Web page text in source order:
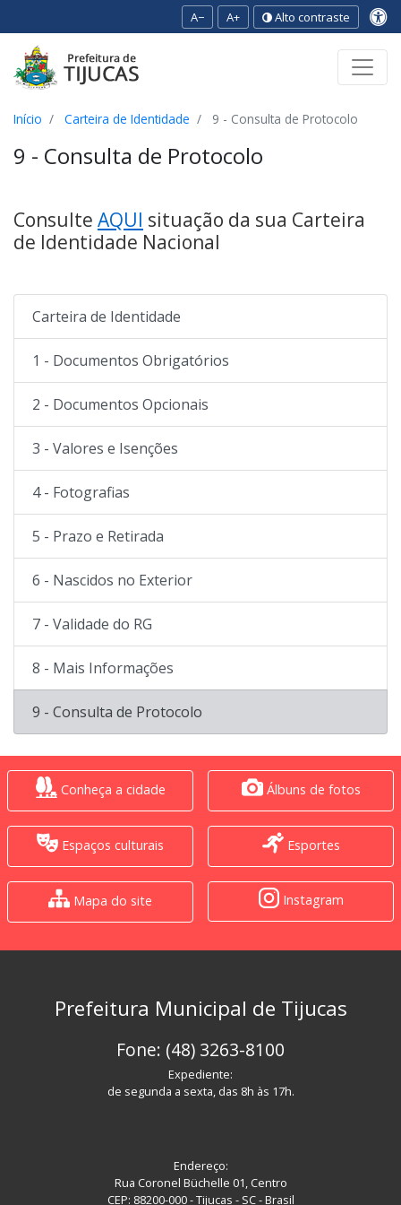
A− A+ Alto contraste
Início Carteira de Identidade 9 - Consulta de Protocolo
9 - Consulta de Protocolo
Consulte AQUI situação da sua Carteira
de Identidade Nacional
Carteira de Identidade
1 - Documentos Obrigatórios
2 - Documentos Opcionais
3 - Valores e Isenções
4 - Fotografias
5 - Prazo e Retirada
6 - Nascidos no Exterior
7 - Validade do RG
8 - Mais Informações
9 - Consulta de Protocolo
Conheça a cidade Álbuns de fotos
Espaços culturais Esportes
Mapa do site Instagram
Prefeitura Municipal de Tijucas
Fone: (48) 3263-8100
Expediente:
de segunda a sexta, das 8h às 17h.
Endereço:
Rua Coronel Büchelle 01, Centro
CEP: 88200-000 - Tijucas - SC - Brasil